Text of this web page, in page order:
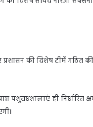
की विशेष टीमें गठित
पशुवधशालाएं ही